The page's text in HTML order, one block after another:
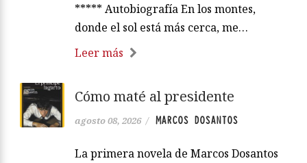
***** Autobiografía En los montes,
donde el sol está más cerca, me…
Leer más
Cómo maté al presidente
agosto 08, 2026 / MARCOS DOSANTOS
La primera novela de Marcos Dosantos